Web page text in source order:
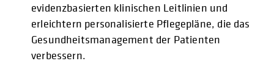
evidenzbasierten klinischen Leitlinien und
erleichtern personalisierte Pflegepläne, die das
Gesundheitsmanagement der Patienten
verbessern.